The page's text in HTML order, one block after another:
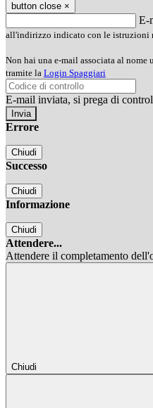
button close ×
E-
all'indirizzo indicato con le istruzioni
Non hai una e-mail associata al nome
tramite la Login Spaggiari
E-mail inviata, si prega di
Errore
Chiudi
Successo
Chiudi
Informazione
Chiudi
Attendere...
Attendere il completamento
Chiudi